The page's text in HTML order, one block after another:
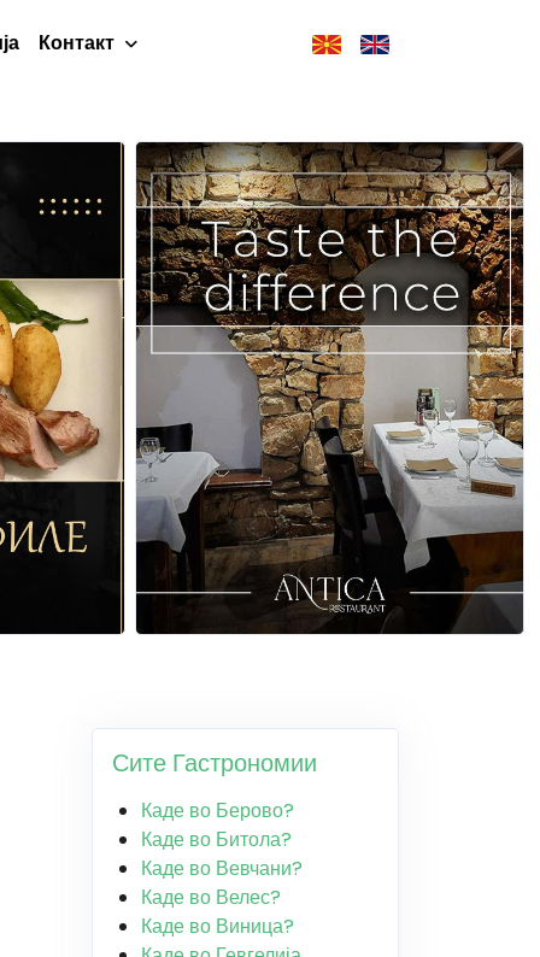
Контакт
Сите Гастрономии
Каде во Берово?
Каде во Битола?
Каде во Вевчани?
Каде во Велес?
Каде во Виница?